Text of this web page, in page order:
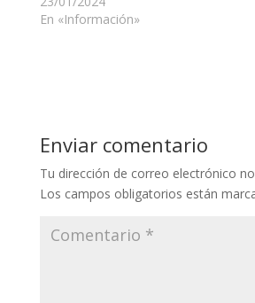
En «Información»
Enviar comentario
Tu dirección de correo electrónico
Los campos obligatorios están